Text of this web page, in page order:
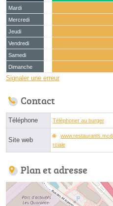
Mardi
Mercredi
Jeudi
Vendredi
Samedi
Dimanche
Signaler une erreur
Contact
Téléphone Téléphoner au burger
Site web
rciale
Plan et adresse